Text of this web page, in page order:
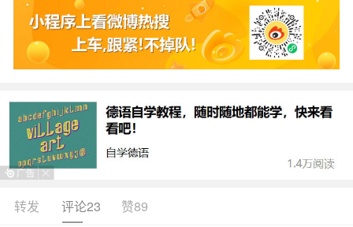
生活中像八字不合真的好烦都是很常见的问
转发 评论23 赞89